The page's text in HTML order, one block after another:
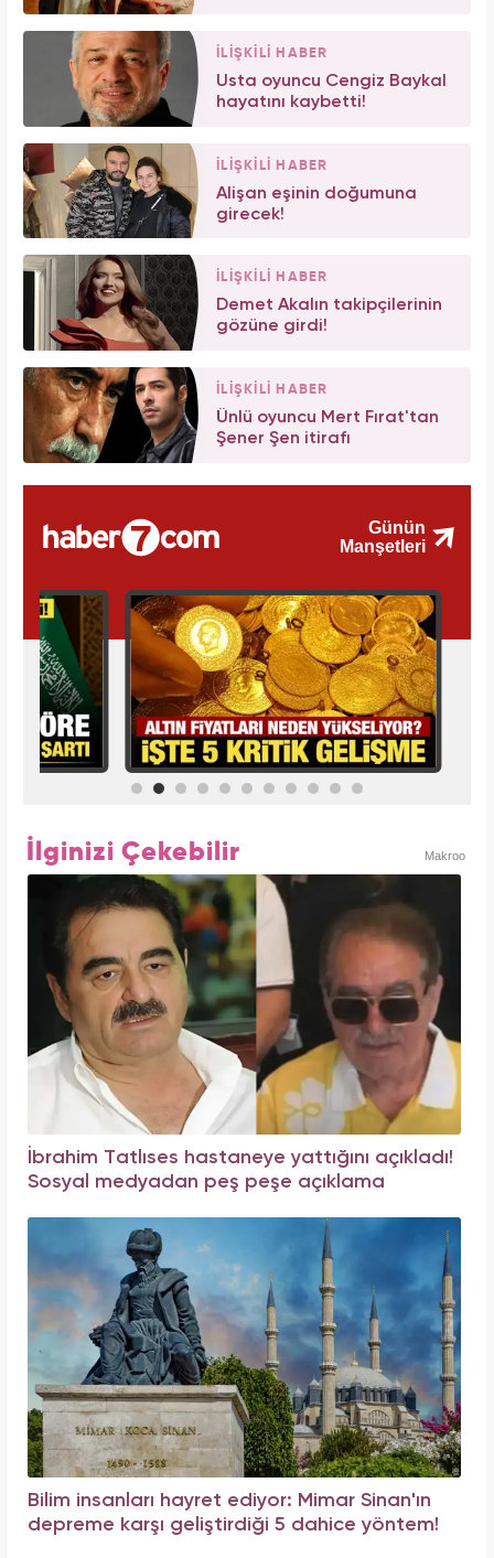
İLİŞKİLİ HABER
Usta oyuncu Cengiz Baykal
hayatını kaybetti!
İLİŞKİLİ HABER
Alişan eşinin doğumuna
girecek!
İLİŞKİLİ HABER
Demet Akalın takipçilerinin
gözüne girdi!
İLİŞKİLİ HABER
Ünlü oyuncu Mert Fırat'tan
Şener Şen itirafı
İlginizi Çekebilir Makroo
İbrahim Tatlıses hastaneye yattığını açıkladı!
Sosyal medyadan peş peşe açıklama
Bilim insanları hayret ediyor: Mimar Sinan'ın
depreme karşı geliştirdiği 5 dahice yöntem!